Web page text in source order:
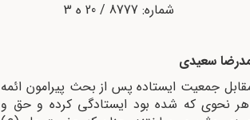
سعیدی
نماز مغرب و عشاء مقابل جمعیت ایستاده پس از بحث پیرامون ائمه
هر نحوی که شده بود ایستادگی کرده و حق و